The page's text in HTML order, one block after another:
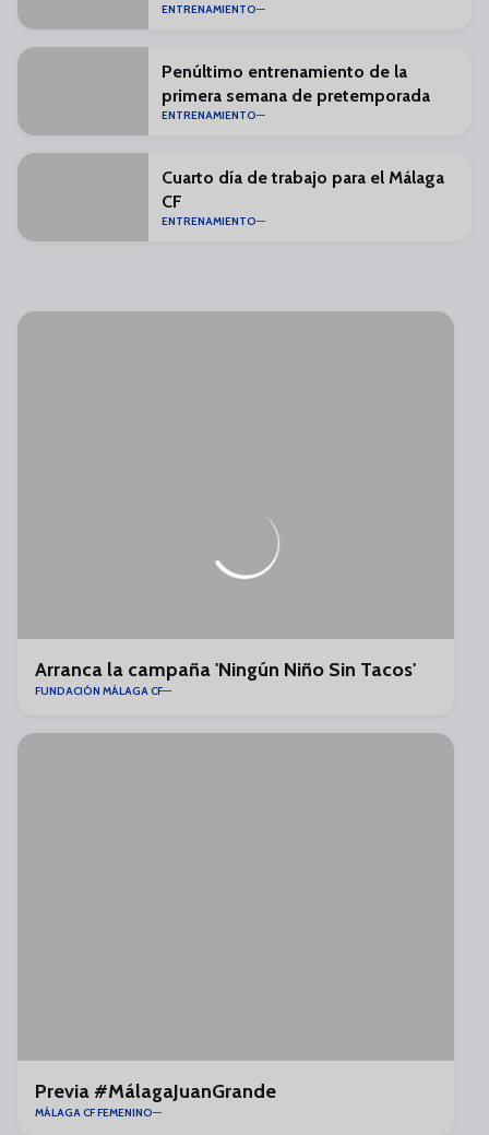
ENTRENAMIENTO
Penúltimo entrenamiento de la
primera semana de pretemporada
ENTRENAMIENTO
Cuarto día de trabajo para el Málaga
CF
ENTRENAMIENTO
Arranca la campaña 'Ningún Niño Sin Tacos'
FUNDACIÓN MÁLAGA CF
Previa #MálagaJuanGrande
MÁLAGA CF FEMENINO